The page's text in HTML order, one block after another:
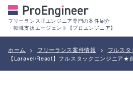
フリーランスITエンジニア専門の案件紹介
・転職支援エージェント【プロエンジニア】
ホーム > フリーランス案件情報 > フルス
【Laravel/React】フルスタックエンジニア★